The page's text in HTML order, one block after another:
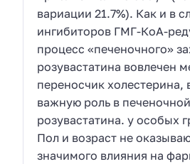
вариации 21.7%). Как и в
ингибиторов ГМГ-КоА-
процесс «печеночного»
розувастатина вовлечен
переносчик
важную роль в
розувастатина. у особых
Пол и возраст не
значимого влияния на